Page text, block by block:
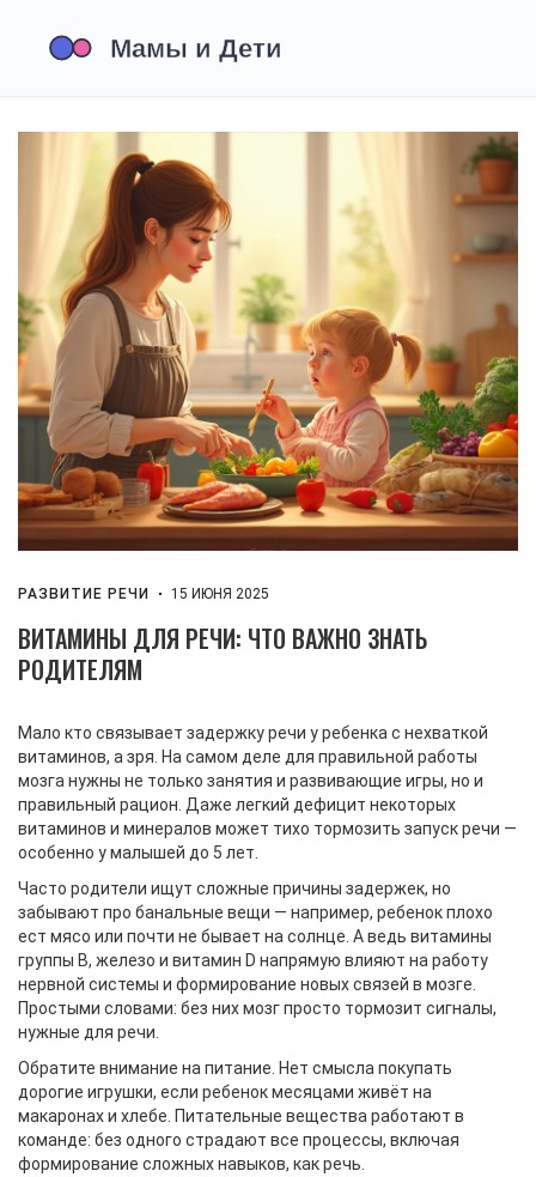
РАЗВИТИЕ РЕЧИ 15 ИЮНЯ 2025
ВИТАМИНЫ ДЛЯ РЕЧИ: ЧТО ВАЖНО ЗНАТЬ
РОДИТЕЛЯМ
Мало кто связывает задержку речи у ребенка с нехваткой
витаминов, а зря. На самом деле для правильной работы
мозга нужны не только занятия и развивающие игры, но и
правильный рацион. Даже легкий дефицит некоторых
витаминов и минералов может тихо тормозить запуск речи —
особенно у малышей до 5 лет.
Часто родители ищут сложные причины задержек, но
забывают про банальные вещи — например, ребенок плохо
ест мясо или почти не бывает на солнце. А ведь витамины
группы B, железо и витамин D напрямую влияют на работу
нервной системы и формирование новых связей в мозге.
Простыми словами: без них мозг просто тормозит сигналы,
нужные для речи.
Обратите внимание на питание. Нет смысла покупать
дорогие игрушки, если ребенок месяцами живёт на
макаронах и хлебе. Питательные вещества работают в
команде: без одного страдают все процессы, включая
формирование сложных навыков, как речь.